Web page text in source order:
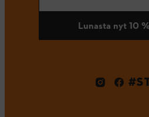
Lunasta nyt 10